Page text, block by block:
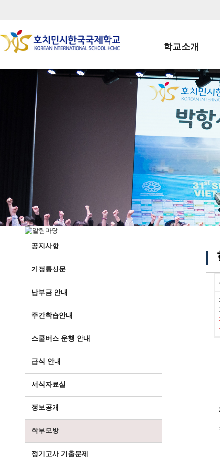
학교소개
학교장인사말
학생회장인사말
학교상징
학교 CI
교직원현황
학생현황
위치/전화
전경사진
공지사항
가정통신문
납부금 안내
주간학습안내
스쿨버스 운행 안내
급식 안내
서식자료실
정보공개
학부모방
정기고사 기출문제